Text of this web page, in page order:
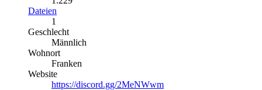
Dateien
1
Geschlecht
Männlich
Wohnort
Franken
Website
https://discord.gg/2MeNWwm